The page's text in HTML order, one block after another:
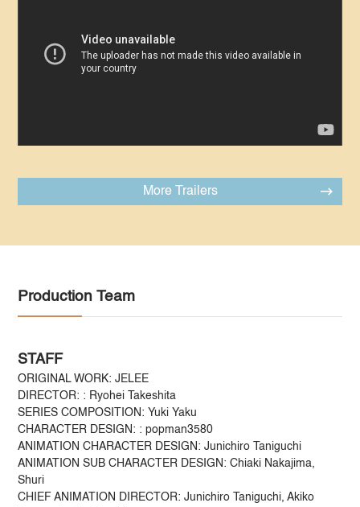
More Trailers
Production Team
STAFF
ORIGINAL WORK: JELEE
DIRECTOR: : Ryohei Takeshita
SERIES COMPOSITION: Yuki Yaku
CHARACTER DESIGN: : popman3580
ANIMATION CHARACTER DESIGN: Junichiro Taniguchi
ANIMATION SUB CHARACTER DESIGN: Chiaki Nakajima,
Shuri
CHIEF ANIMATION DIRECTOR: Junichiro Taniguchi, Akiko